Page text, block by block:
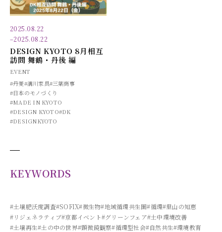
2025.08.22
–2025.08.22
DESIGN KYOTO 8月相互
訪問 舞鶴・丹後 編
EVENT
#丹菱#溝川家具#三葉商事
#日本のモノづくり
#MADE IN KYOTO
#DESIGN KYOTO#DK
#DESIGNKYOTO
KEYWORDS
#土壌肥沃度調査#SOFIX#微生物#地域循環共生圏#循環#里山の知恵
#リジェネラティブ#京都イベント#グリーンフェア#土中環境改善
#土壌再生#土の中の世界#顕微鏡観察#循環型社会#自然共生#環境教育